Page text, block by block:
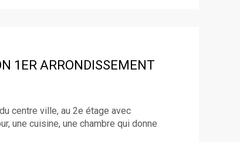
1ER ARRONDISSEMENT
centre ville, au 2e étage avec
une cuisine, une chambre qui donne